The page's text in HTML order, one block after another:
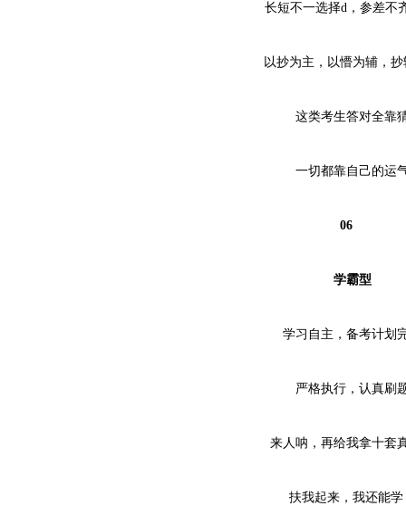
长短不一选择d，参差不
以抄为主，以懵为辅，抄
这类考生答对全靠
一切都靠自己的运
06
学霸型
学习自主，备考计划
严格执行，认真刷
来人呐，再给我拿十套
扶我起来，我还能学